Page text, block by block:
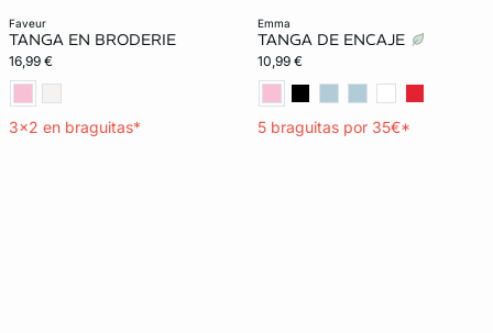
faveur
TANGA EN BRODERIE
16,99 €
3x2 en braguitas*
emma
TANGA DE ENCAJE
10,99 €
5 braguitas por 35€*